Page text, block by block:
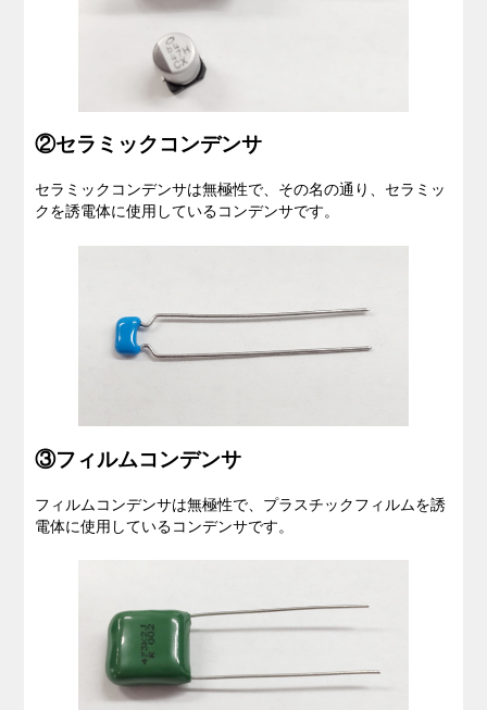
②セラミックコンデンサ
セラミックコンデンサは無極性で、その名の通り、 セラミッ
ク を誘電体に使用しているコンデンサです。
③フィルムコンデンサ
フィルムコンデンサは無極性で、 プラスチックフィルムを誘
電体に使用しているコンデンサです。